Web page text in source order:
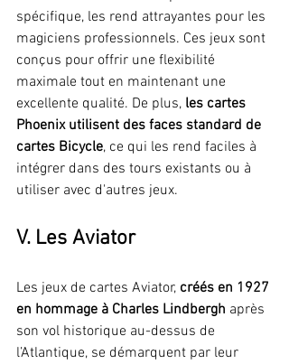
spécifique, les rend attrayantes pour les
magiciens professionnels. Ces jeux sont
conçus pour offrir une flexibilité
maximale tout en maintenant une
excellente qualité. De plus, les cartes
Phoenix utilisent des faces standard de
cartes Bicycle, ce qui les rend faciles à
intégrer dans des tours existants ou à
utiliser avec d'autres jeux.
V. Les Aviator
Les jeux de cartes Aviator, créés en 1927
en hommage à Charles Lindbergh après
son vol historique au-dessus de
l’Atlantique, se démarquent par leur